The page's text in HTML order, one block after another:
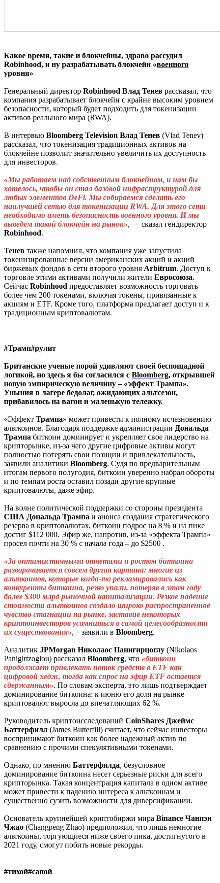
Какое время, такие и блокчейны, здраво рассудил
Robinhood, и ну разрабатывать блокчейн «военного
уровня»
Генеральный директор Robinhood Влад Тенев рассказал, что
компания разрабатывает блокчейн с крайне высоким уровнем
безопасности, который будет подходить для токенизации
активов реального мира (RWA).
В интервью Bloomberg Television Влад Тенев (Vlad Tenev)
рассказал, что токенизация традиционных активов на
блокчейне позволит значительно увеличить их доступность
для инвесторов.
«Мы работаем над собственным блокчейном, и нам бы
хотелось, чтобы он стал базовой инфраструктурой для
любых элементов DeFi. Мы собираемся сделать его
наилучшей сетью для токенизации RWA. Для этого сети
необходимо иметь безопасность военного уровня. И мы
выведем такой блокчейн на рынок», ― сказал гендиректор
Robinhood.
Тенев также напомнил, что компания уже запустила
токенизированные версии американских акций и акций
биржевых фондов в сети второго уровня Arbitrum. Доступ к
торговле этими активами получили жители Евросоюза.
Сейчас Robinhood предоставляет возможность торговать
более чем 200 токенами, включая токены, привязанные к
акциям и ETF. Кроме того, платформа предлагает доступ и к
традиционным криптовалютам.
#Трамп#рулит
Британские ученые порой удивляют своей беспощадной
логикой, но здесь я бы согласился с Bloomberg, открывшей
новую эмпирическую величину – «эффект Трампа».
Уныния в лагере бедолаг, ожидающих альтсезон,
прибавилось на вагон и маленькую тележку.
«Эффект Трампа» может привести к полному исчезновению
альткоинов. Благодаря поддержке администрации Дональда
Трампа биткоин доминирует и укрепляет свое лидерство на
крипторынке, из-за чего другие цифровые активы могут
полностью потерять свои позиции и привлекательность,
заявили аналитики Bloomberg. Судя по предварительным
итогам первого полугодия, биткоин уверенно набрал обороты
и по темпам роста оставил позади другие крупные
криптовалюты, даже эфир.
На волне политической поддержки со стороны президента
США Дональда Трампа и анонса создания стратегического
резерва в криптовалютах, биткоин подрос на 8 % и на пике
достиг $112 000. Эфир же, напротив, из-за «эффекта Трампа»
просел почти на 30 % с начала года – до $2500 .
«За оптимистичными отчетами и ростом биткоина
разворачивается совсем другая картина: многие из
альткоинов, которые когда-то рекламировались как
конкуренты биткоина, резко упали, потеряв в этом году
более $300 млрд рыночной капитализации. Резкое падение
стоимости альткоинов создало широко распространенное
чувство стагнации на рынке, заставив некоторых
криптоинвесторов усомниться в самой целесообразности
их существования», – заявили в Bloomberg.
Аналитик JPMorgan Николаос Панигирцоглу (Nikolaos
Panigirtzoglou) рассказал Bloomberg, что «биткоин
продолжает привлекать поток средств в ETF как
цифровой хедж, тогда как спрос на эфир ETF остается
сдержанным». По словам эксперта, это лишь подтверждает
доминирование биткоина: к июню его доля на рынке
криптовалют выросла до впечатляющих 62 %.
Руководитель криптоисследований CoinShares Джеймс
Баттерфилл (James Butterfill) считает, что сейчас инвесторы
воспринимают биткоин как более надежный актив по
сравнению с прочими спекулятивными токенами.
Однако, по мнению Баттерфилда, безусловное
доминирование биткоина несет серьезные риски для всего
крипторынка. Такая концентрация капитала в одном активе
может привести к падению интереса к альткоинам и
существенно сузить возможности для диверсификации.
Основатель крупнейшей криптобиржи мира Binance Чанпэн
Чжао (Changpeng Zhao) предположил, что лишь немногие
альткоины, торгующиеся ниже своего пика, достигнутого в
2021 году, смогут побить новые рекорды.
#тихой#сапой